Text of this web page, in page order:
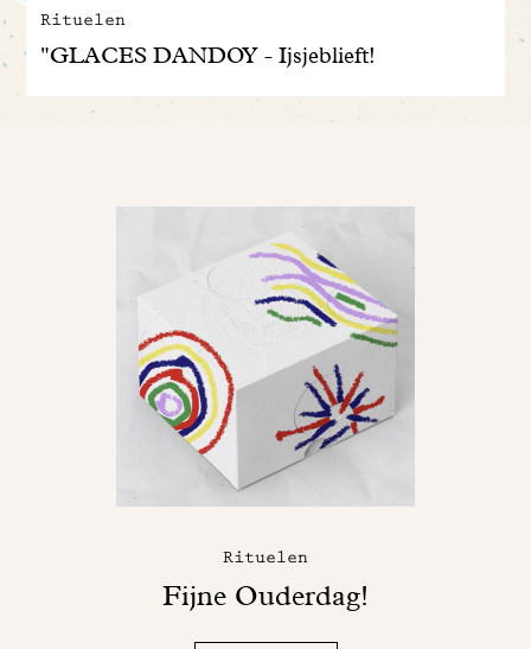
Rituelen
"GLACES DANDOY - Ijsjeblieft!
Rituelen
Fijne Ouderdag!